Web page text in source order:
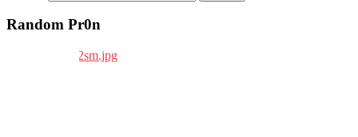
Random Pr0n